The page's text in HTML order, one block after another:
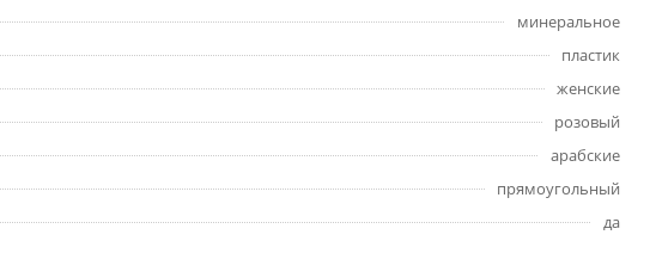
минеральное
пластик
женские
розовый
арабские
прямоугольный
да